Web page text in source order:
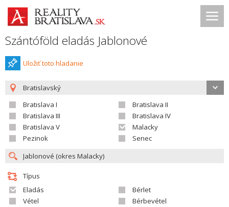
Szántóföld eladás Jablonové
Uložiť toto hladanie
Bratislavský
Bratislava I
Bratislava II
Bratislava III
Bratislava IV
Bratislava V
Malacky
Pezinok
Senec
Típus
Eladás
Bérlet
Vétel
Bérbevétel